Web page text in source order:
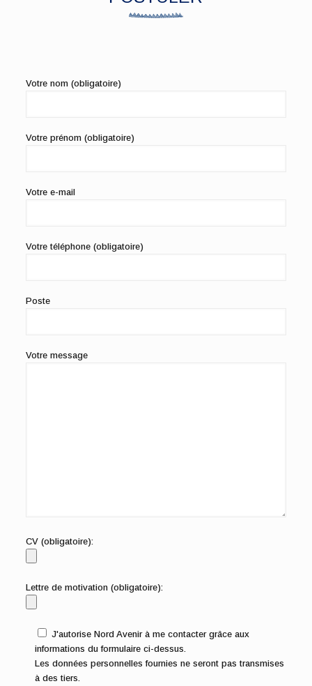
Votre nom (obligatoire)
Votre prénom (obligatoire)
Votre e-mail
Votre téléphone (obligatoire)
Poste
Votre message
CV (obligatoire):
Lettre de motivation (obligatoire):
J'autorise Nord Avenir à me contacter grâce aux
informations du formulaire ci-dessus.
Les données personnelles fournies ne seront pas transmises
à des tiers.